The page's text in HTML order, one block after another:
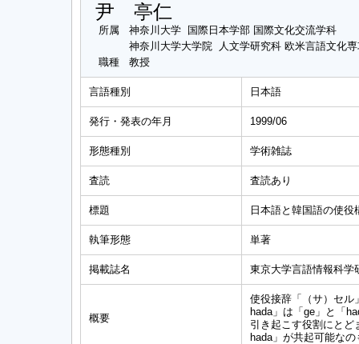
尹 亭仁
所属
神奈川大学 国際日本学部 国際文化交流学科
神奈川大学大学院 人文学研究科 欧米言語文化
職種
教授
言語種別 日本語
発行・発表の年月 1999/06
形態種別 学術雑誌
査読 査読あり
標題 日本語と韓国語の使
執筆形態 単著
掲載誌名 東京大学言語情報科学
概要
使役接辞「（サ）セル
hada」は「ge」と「
引き起こす役割にとど
hada」が共起可能な